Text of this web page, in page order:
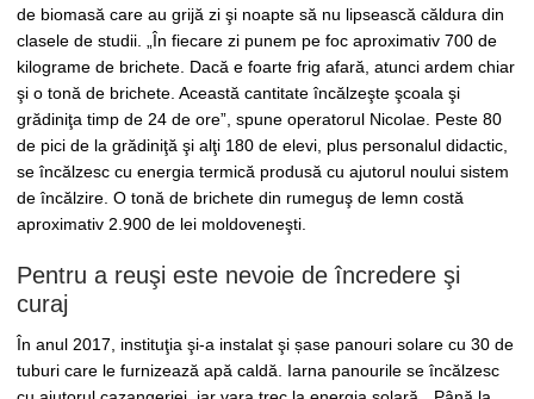
de biomasă care au grijă zi şi noapte să nu lipsească căldura din
clasele de studii. „În fiecare zi punem pe foc aproximativ 700 de
kilograme de brichete. Dacă e foarte frig afară, atunci ardem chiar
şi o tonă de brichete. Această cantitate încălzeşte şcoala şi
grădiniţa timp de 24 de ore”, spune operatorul Nicolae. Peste 80
de pici de la grădiniţă şi alţi 180 de elevi, plus personalul didactic,
se încălzesc cu energia termică produsă cu ajutorul noului sistem
de încălzire. O tonă de brichete din rumeguş de lemn costă
aproximativ 2.900 de lei moldoveneşti.
Pentru a reuşi este nevoie de încredere şi
curaj
În anul 2017, instituţia şi-a instalat şi șase panouri solare cu 30 de
tuburi care le furnizează apă caldă. Iarna panourile se încălzesc